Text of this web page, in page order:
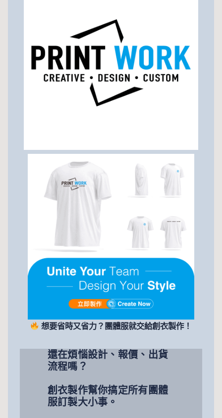
想要省時又省力？團體服就交給創衣製作！
還在煩惱設計、報價、出貨
流程嗎？
創衣製作幫你搞定所有團體
服訂製大小事。